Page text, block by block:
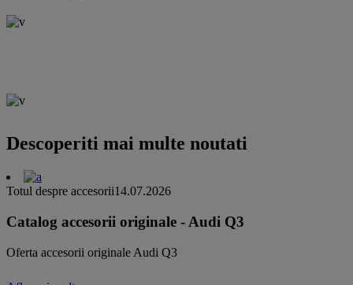
Descoperiti mai multe noutati
Totul despre accesorii14.07.2026
Catalog accesorii originale - Audi Q3
Oferta accesorii originale Audi Q3